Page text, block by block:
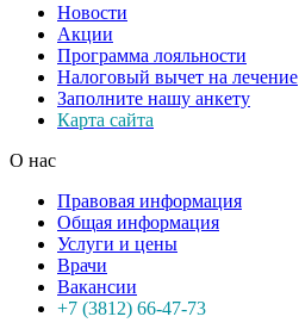
Новости
Акции
Программа лояльности
Налоговый вычет на лечение
Заполните нашу анкету
Карта сайта
О нас
Правовая информация
Общая информация
Услуги и цены
Врачи
Вакансии
+7 (3812) 66-47-73